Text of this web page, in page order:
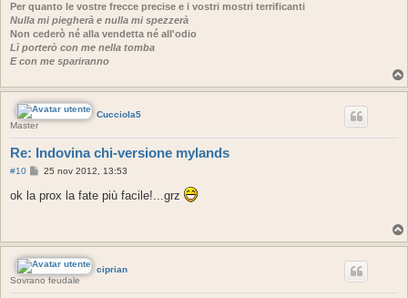
Per quanto le vostre frecce precise e i vostri mostri terrificanti
Nulla mi piegherà e nulla mi spezzerà
Non cederò né alla vendetta né all'odio
Lì porterò con me nella tomba
E con me spariranno
Cucciola5
Master
Re: Indovina chi-versione mylands
#10
M
s
s
i
o
25 nov 2012, 13:53
ok la prox la fate più facile!...grz
ciprian
Sovrano feudale